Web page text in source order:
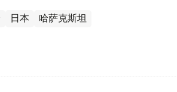
日本 哈萨克斯坦